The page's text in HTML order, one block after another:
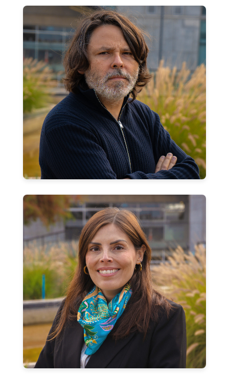
Alberto Mayol Miranda
Profesor Asociado
Fabiola Miranda Pérez
Profesora Asociada